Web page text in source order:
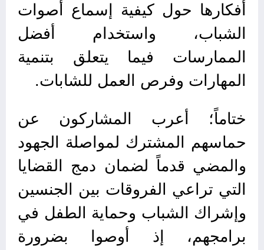
أفكارها حول كيفية إسماع أصوات
الشباب، واستخدام أفضل
الممارسات فيما يتعلق بتنمية
المهارات وفرص العمل للشابات.
ختاماً؛ أعرب المشاركون عن
حماسهم المشترك لمواصلة الجهود
والمضي قدماً لضمان دمج القضايا
التي تراعي الفروقات بين الجنسين
وإشراك الشباب وحماية الطفل في
برامجهم، إذ أوصوا بضرورة